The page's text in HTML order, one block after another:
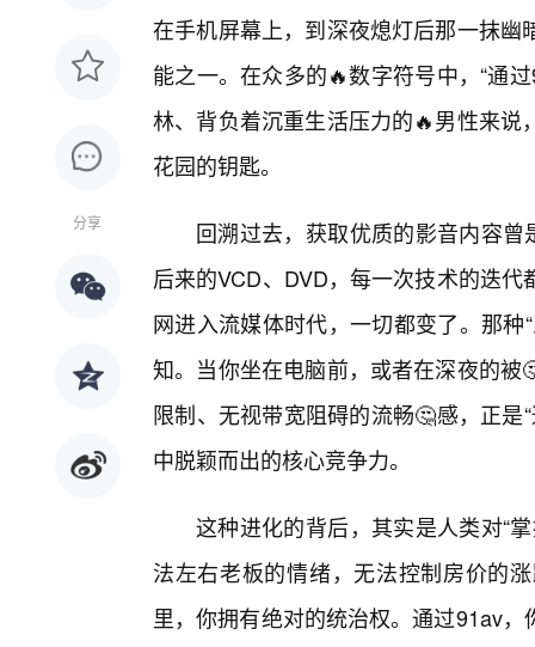
分享
在手机屏幕上，到深夜熄灯后那一抹
能之一。在众多的🔥数字符号中，“通
林、背负着沉重生活压力的🔥男性来
花园的钥匙。
回溯过去，获取优质的影音内容曾
后来的VCD、DVD，每一次技术的迭
网进入流媒体时代，一切都变了。那
知。当你坐在电脑前，或者在深夜的
限制、无视带宽阻碍的流畅🤔感，正是
中脱颖而出的核心竞争力。
这种进化的背后，其实是人类对“
法左右老板的情绪，无法控制房价的
里，你拥有绝对的统治权。通过91av